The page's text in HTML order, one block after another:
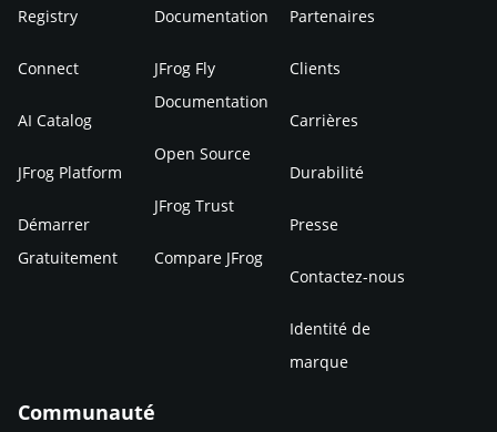
Registry
Connect
AI Catalog
JFrog Platform
Démarrer
Gratuitement
Documentation
JFrog Fly
Documentation
Open Source
JFrog Trust
Compare JFrog
Partenaires
Clients
Carrières
Durabilité
Presse
Contactez-nous
Identité de
marque
Communauté